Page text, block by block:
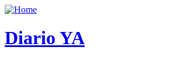
Diario YA